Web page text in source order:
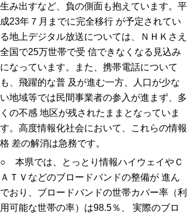
生み出すなど、負の側面も抱えています。平
成23年７月までに完全移行 が予定されてい
る地上デジタル放送については、ＮＨＫさえ
全国で25万世帯で受 信できなくなる見込み
になっています。また、携帯電話について
も、飛躍的な普 及が進む一方、人口が少な
い地域等では民間事業者の参入が進まず、多
くの不感 地区が残されたままとなっていま
す。高度情報化社会において、これらの情報
格 差の解消は急務です。
○ 本県では、とっとり情報ハイウェイやＣ
ＡＴＶなどのブロードバンドの整備が 進ん
でおり、ブロードバンドの世帯カバー率（利
用可能な世帯の率）は98.5％、 実際のブロ